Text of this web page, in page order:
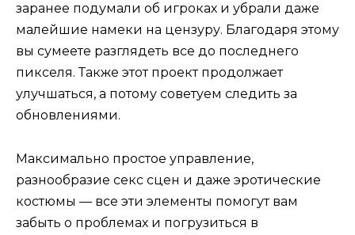
заранее подумали об игроках и убрали даже
малейшие намеки на цензуру. Благодаря этому
вы сумеете разглядеть все до последнего
пикселя. Также этот проект продолжает
улучшаться, а потому советуем следить за
обновлениями.
Максимально простое управление,
разнообразие секс сцен и даже эротические
костюмы — все эти элементы помогут вам
забыть о проблемах и погрузиться в